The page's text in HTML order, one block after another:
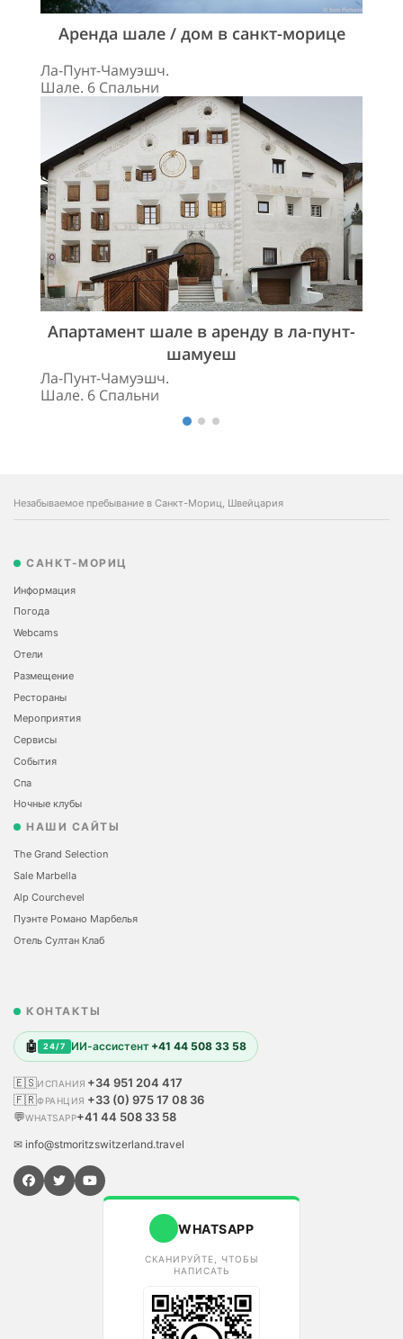
Аренда шале / дом в санкт-морице
Ла-Пунт-Чамуэшч.
Шале. 6 Спальни
Апартамент шале в аренду в ла-пунт-
шамуеш
Ла-Пунт-Чамуэшч.
Шале. 6 Спальни
Незабываемое пребывание в Санкт-Мориц, Швейцария
САНКТ-МОРИЦ
Информация
Погода
Webcams
Отели
Размещение
Рестораны
Мероприятия
Сервисы
События
Спа
Ночные клубы
НАШИ САЙТЫ
The Grand Selection
Sale Marbella
Alp Courchevel
Пуэнте Романо Марбелья
Отель Султан Клаб
КОНТАКТЫ
🤖 24/7 ИИ-ассистент +41 44 508 33 58
🇪🇸ИСПАНИЯ +34 951 204 417
🇫🇷ФРАНЦИЯ +33 (0) 975 17 08 36
💬WHATSAPP+41 44 508 33 58
✉ info@stmoritzswitzerland.travel
WHATSAPP
СКАНИРУЙТЕ, ЧТОБЫ
НАПИСАТЬ